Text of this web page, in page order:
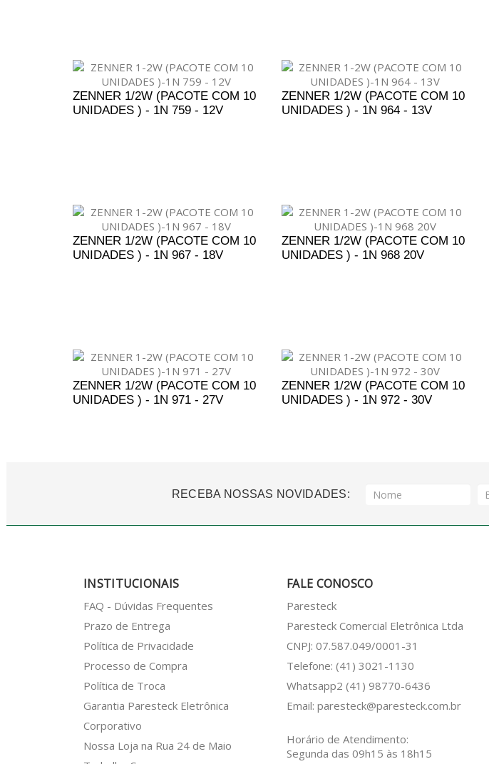
ZENNER 1/2W (PACOTE COM 10
UNIDADES ) - 1N 759 - 12V
ZENNER 1/2W (PACOTE COM 10
UNIDADES ) - 1N 964 - 13V
ZENNER 1/2W (PACOTE COM 10
UNIDADES ) - 1N 967 - 18V
ZENNER 1/2W (PACOTE COM 10
UNIDADES ) - 1N 968 20V
ZENNER 1/2W (PACOTE COM 10
UNIDADES ) - 1N 971 - 27V
ZENNER 1/2W (PACOTE COM 10
UNIDADES ) - 1N 972 - 30V
RECEBA NOSSAS NOVIDADES:
INSTITUCIONAIS
FAQ - Dúvidas Frequentes
Prazo de Entrega
Política de Privacidade
Processo de Compra
Política de Troca
Garantia Paresteck Eletrônica
Corporativo
Nossa Loja na Rua 24 de Maio
FALE CONOSCO
Paresteck
Paresteck Comercial Eletrônica Ltda
CNPJ: 07.587.049/0001-31
Telefone: (41) 3021-1130
Whatsapp2 (41) 98770-6436
Email: paresteck@paresteck.com.br
Horário de Atendimento:
Segunda das 09h15 às 18h15